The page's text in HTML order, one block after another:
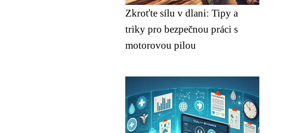
Zkroťte sílu v dlani: Tipy a
triky pro bezpečnou práci s
motorovou pilou